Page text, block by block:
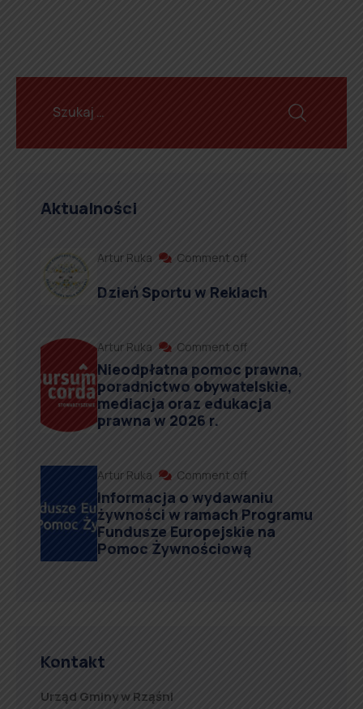
Aktualności
Artur Ruka Comment off
Dzień Sportu w Reklach
Artur Ruka Comment off
Nieodpłatna pomoc prawna,
poradnictwo obywatelskie,
mediacja oraz edukacja
prawna w 2026 r.
Artur Ruka Comment off
Informacja o wydawaniu
żywności w ramach Programu
Fundusze Europejskie na
Pomoc Żywnościową
Kontakt
Urząd Gminy w Rząśni